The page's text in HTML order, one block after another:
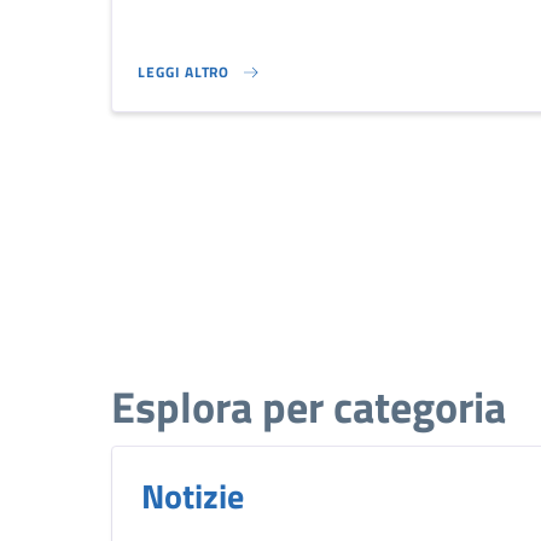
LEGGI ALTRO
CHIARIMENTI DAL MINISTERO DELL'INTERNO SULLA
Esplora per categoria
Notizie